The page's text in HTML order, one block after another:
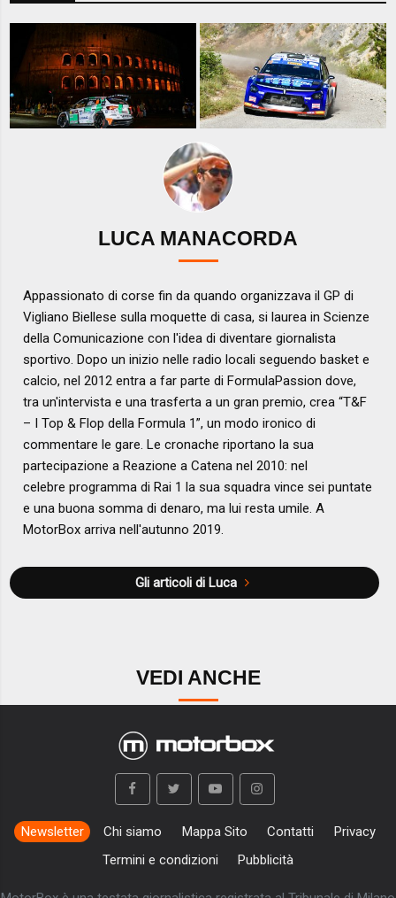
LUCA MANACORDA
Appassionato di corse fin da quando organizzava il GP di
Vigliano Biellese sulla moquette di casa, si laurea in Scienze
della Comunicazione con l'idea di diventare giornalista
sportivo. Dopo un inizio nelle radio locali seguendo basket e
calcio, nel 2012 entra a far parte di FormulaPassion dove,
tra un'intervista e una trasferta a un gran premio, crea “T&F
– I Top & Flop della Formula 1”, un modo ironico di
commentare le gare. Le cronache riportano la sua
partecipazione a Reazione a Catena nel 2010: nel
celebre programma di Rai 1 la sua squadra vince sei puntate
e una buona somma di denaro, ma lui resta umile. A
MotorBox arriva nell'autunno 2019.
Gli articoli di Luca
VEDI ANCHE
Newsletter Chi siamo Mappa Sito Contatti
Privacy
Termini e condizioni
Pubblicità